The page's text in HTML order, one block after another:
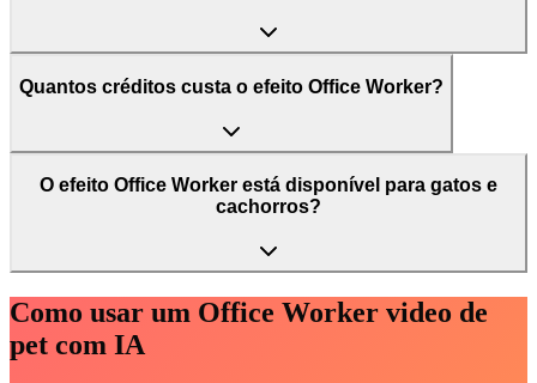
Quantos créditos custa o efeito Office Worker?
O efeito Office Worker está disponível para gatos e
cachorros?
Como usar um Office Worker video de
pet com IA